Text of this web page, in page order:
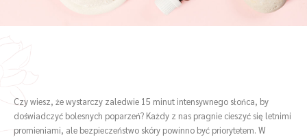
Czy wiesz, że wystarczy zaledwie 15 minut intensywnego słońca, by
doświadczyć bolesnych poparzeń? Każdy z nas pragnie cieszyć się letnimi
promieniami, ale bezpieczeństwo skóry powinno być priorytetem. W